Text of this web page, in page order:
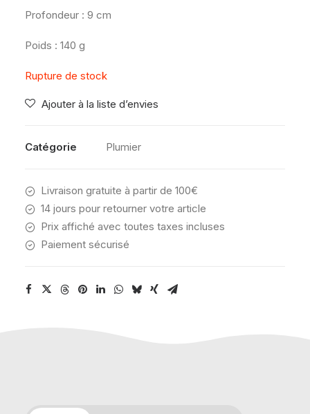
Profondeur : 9 cm
Poids : 140 g
Rupture de stock
Ajouter à la liste d’envies
Catégorie Plumier
Livraison gratuite à partir de 100€
14 jours pour retourner votre article
Prix affiché avec toutes taxes incluses
Paiement sécurisé